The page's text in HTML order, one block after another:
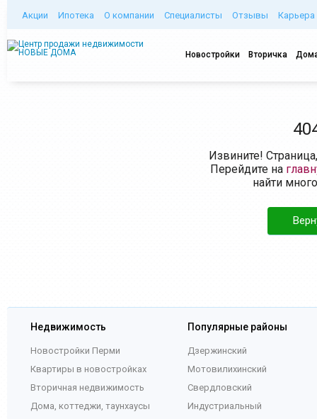
Акции Ипотека О компании Специалисты Отзывы Карьера
Новостройки Вторичка
Извините!
Перейдите на
найти
Недвижимость
Новостройки Перми
Квартиры в новостройках
Вторичная недвижимость
Дома, коттеджи, таунхаусы
Популярные районы
Дзержинский
Мотовилихинский
Свердловский
Индустриальный